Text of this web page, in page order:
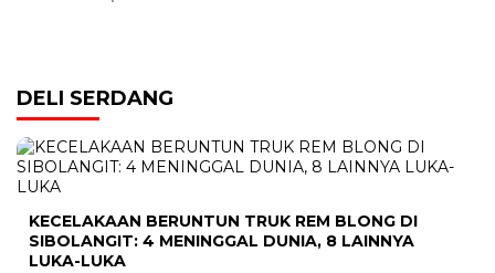
DELI SERDANG
KECELAKAAN BERUNTUN TRUK REM BLONG DI
SIBOLANGIT: 4 MENINGGAL DUNIA, 8 LAINNYA
LUKA-LUKA